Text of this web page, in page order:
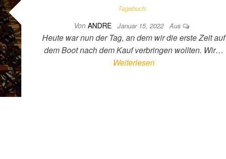
Tagebuch
Von ANDRE Januar 15, 2022 Aus
Heute war nun der Tag, an dem wir die erste Zeit auf
dem Boot nach dem Kauf verbringen wollten. Wir…
Weiterlesen